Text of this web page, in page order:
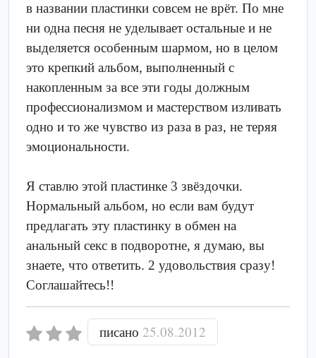
в названии пластинки совсем не врёт. По мне
ни одна песня не уделывает остальные и не
выделяется особенным шармом, но в целом
это крепкий альбом, выполненный с
накопленным за все эти годы должным
профессионализмом и мастерством изливать
одно и то же чувство из раза в раз, не теряя
эмоциональности.
Я ставлю этой пластинке 3 звёздочки.
Нормальный альбом, но если вам будут
предлагать эту пластинку в обмен на
анальный секс в подворотне, я думаю, вы
знаете, что ответить. 2 удовольствия сразу!
Соглашайтесь!!
писано 25.08.2012